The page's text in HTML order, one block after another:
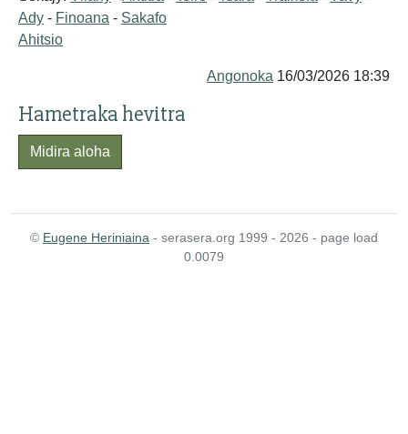
Ady - Finoana - Sakafo
Ahitsio
Angonoka 16/03/2026 18:39
Hametraka hevitra
Midira aloha
© Eugene Heriniaina - serasera.org 1999 - 2026 - page load
0.0079